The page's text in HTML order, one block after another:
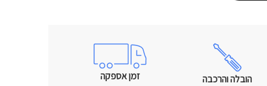
הובלה והרכבה זמן אספקה